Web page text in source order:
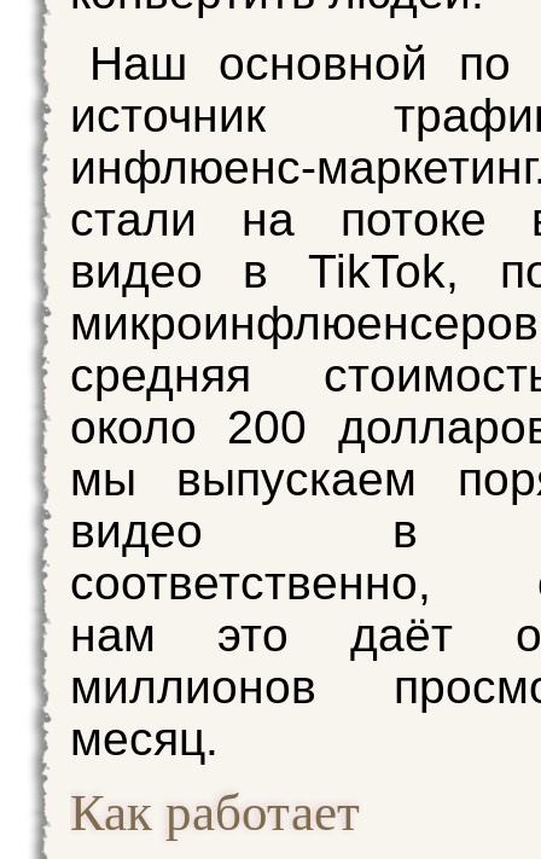
Наш основной по
источник
инфлюенс-
стали на потоке
видео в TikTok,
средняя
около 200
мы выпускаем
видео в
соответственно,
нам это даёт
миллионов
месяц.
Как работает